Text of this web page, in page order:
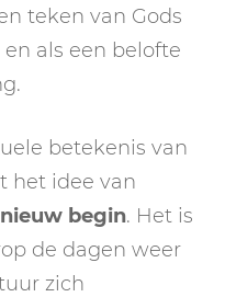
teken van Gods
als een belofte
betekenis van
het idee van
nieuw begin. Het is
de dagen weer
zich